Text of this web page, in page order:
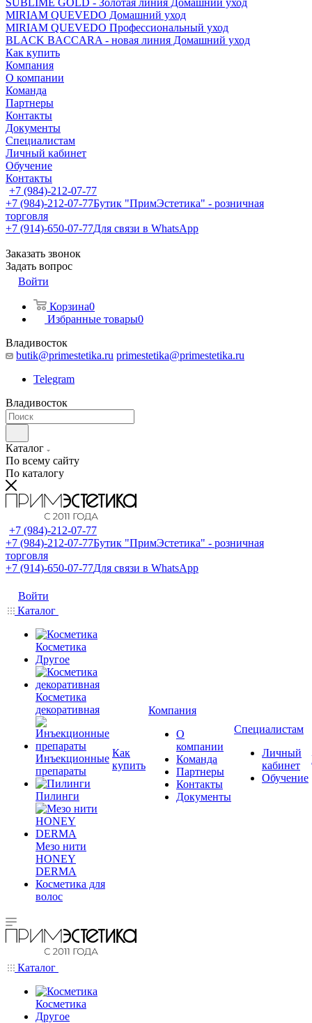
SUBLIME GOLD - Золотая линия Домашний уход
MIRIAM QUEVEDO Домашний уход
MIRIAM QUEVEDO Профессиональный уход
BLACK BACCARA - новая линия Домашний уход
Как купить
Компания
О компании
Команда
Партнеры
Контакты
Документы
Специалистам
Личный кабинет
Обучение
Контакты
+7 (984)-212-07-77
+7 (984)-212-07-77Бутик "ПримЭстетика" - розничная
торговля
+7 (914)-650-07-77Для связи в WhatsApp
Заказать звонок
Задать вопрос
Войти
Корзина0
Избранные товары0
Владивосток
butik@primestetika.ru primestetika@primestetika.ru
Telegram
Владивосток
Каталог
По всему сайту
По каталогу
+7 (984)-212-07-77
+7 (984)-212-07-77Бутик "ПримЭстетика" - розничная
торговля
+7 (914)-650-07-77Для связи в WhatsApp
Войти
Каталог
Косметика
Другое
Косметика
декоративная
Инъекционные
препараты
Пилинги
Мезо нити
HONEY
DERMA
Косметика для
волос
Как
купить
Компания
О
компании
Команда
Партнеры
Контакты
Документы
Специалистам
Личный
кабинет
Обучение
Каталог
Косметика
Другое